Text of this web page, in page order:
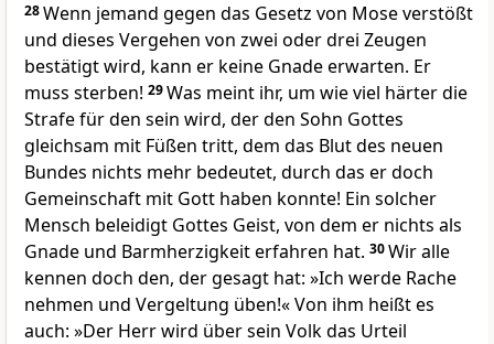
28Wenn jemand gegen das Gesetz von Mose verstößt
und dieses Vergehen von zwei oder drei Zeugen
bestätigt wird, kann er keine Gnade erwarten. Er
muss sterben! 29Was meint ihr, um wie viel härter die
Strafe für den sein wird, der den Sohn Gottes
gleichsam mit Füßen tritt, dem das Blut des neuen
Bundes nichts mehr bedeutet, durch das er doch
Gemeinschaft mit Gott haben konnte! Ein solcher
Mensch beleidigt Gottes Geist, von dem er nichts als
Gnade und Barmherzigkeit erfahren hat. 30Wir alle
kennen doch den, der gesagt hat: »Ich werde Rache
nehmen und Vergeltung üben!« Von ihm heißt es
auch: »Der Herr wird über sein Volk das Urteil